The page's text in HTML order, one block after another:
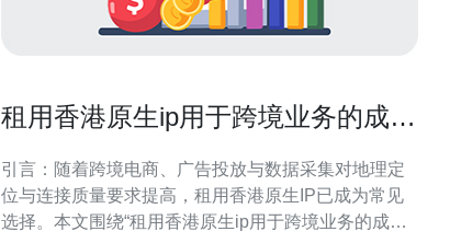
租用香港原生ip用于跨境业务的成本
引言：随着跨境电商、广告投放与数据采集对地理定
位与连接质量要求提高，租用香港原生IP已成为常见
选择。本文围绕“租用香港原生ip用于跨境业务的成本